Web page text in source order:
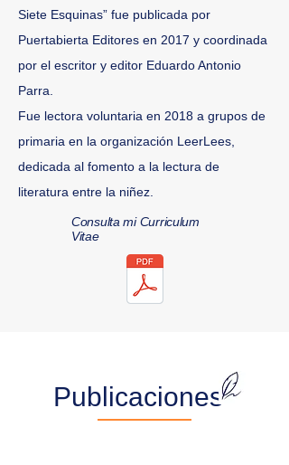
Siete Esquinas” fue publicada por
Puertabierta Editores en 2017 y coordinada
por el escritor y editor Eduardo Antonio
Parra.
Fue lectora voluntaria en 2018 a grupos de
primaria en la organización LeerLees,
dedicada al fomento a la lectura de
literatura entre la niñez.
Consulta mi Curriculum
Vitae
Publicaciones